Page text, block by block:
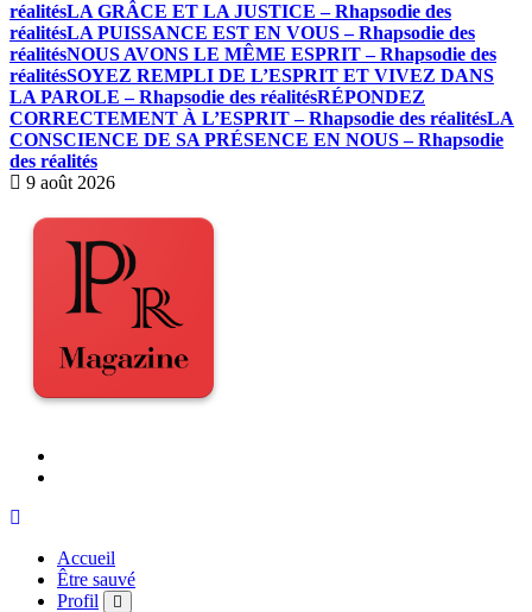
réalitésLA GRÂCE ET LA JUSTICE – Rhapsodie des
réalitésLA PUISSANCE EST EN VOUS – Rhapsodie des
réalitésNOUS AVONS LE MÊME ESPRIT – Rhapsodie des
réalitésSOYEZ REMPLI DE L’ESPRIT ET VIVEZ DANS
LA PAROLE – Rhapsodie des réalitésRÉPONDEZ
CORRECTEMENT À L’ESPRIT – Rhapsodie des réalitésLA
CONSCIENCE DE SA PRÉSENCE EN NOUS – Rhapsodie
des réalités
9 août 2026
Accueil
Être sauvé
Profil